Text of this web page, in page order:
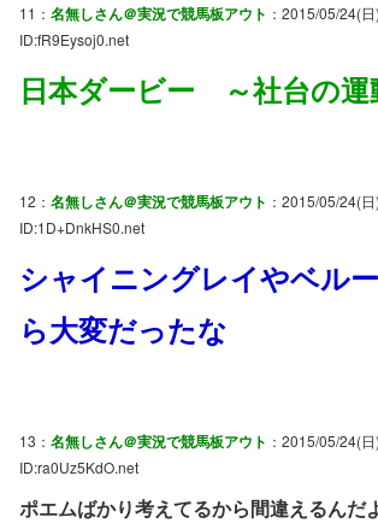
11： 名無しさん＠実況で競馬板アウト ：2015/05/24(
ID:fR9Eysoj0.net
日本ダービー ～社台の運
12： 名無しさん＠実況で競馬板アウト ：2015/05/24(
ID:1D+DnkHS0.net
シャイニングレイやベル
ら大変だったな
13： 名無しさん＠実況で競馬板アウト ：2015/05/24(
ID:ra0Uz5KdO.net
ポエムばかり考えてるから間違えるんだ